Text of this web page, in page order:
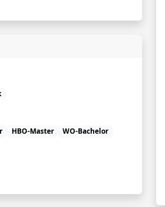
HBO-Master
WO-Bachelor